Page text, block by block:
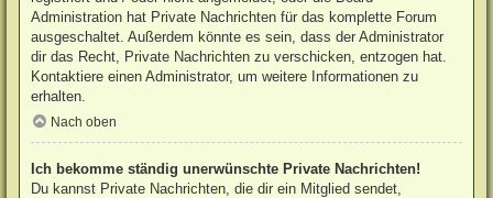
Administration hat Private Nachrichten für das komplette Forum
ausgeschaltet. Außerdem könnte es sein, dass der Administrator
dir das Recht, Private Nachrichten zu verschicken, entzogen hat.
Kontaktiere einen Administrator, um weitere Informationen zu
erhalten.
Nach oben
Ich bekomme ständig unerwünschte Private Nachrichten!
Du kannst Private Nachrichten, die dir ein Mitglied sendet,